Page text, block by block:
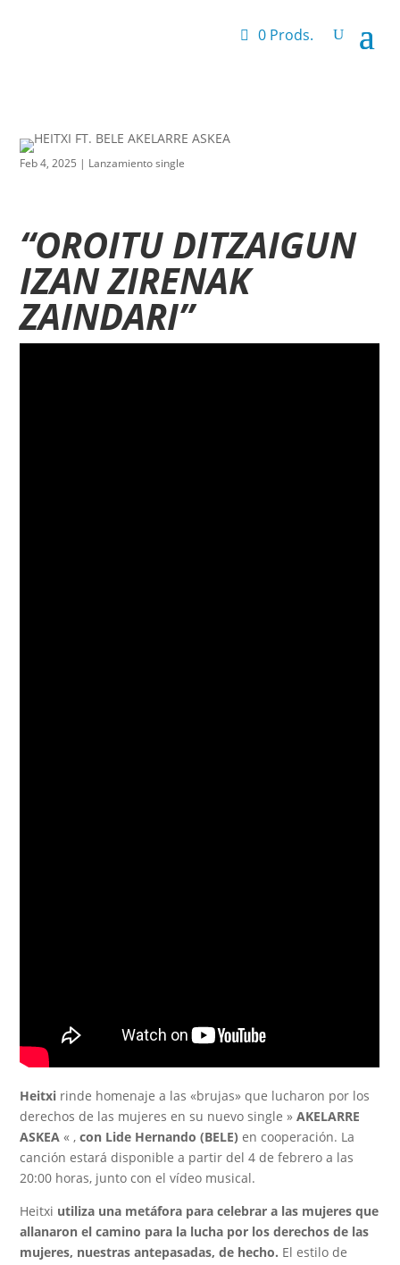
0 Prods.
Feb 4, 2025 | Lanzamiento single
“OROITU DITZAIGUN
IZAN ZIRENAK
ZAINDARI”
Heitxi rinde homenaje a las «brujas» que lucharon por los
derechos de las mujeres en su nuevo single»AKELARRE
ASKEA « , con Lide Hernando (BELE) en cooperación. La
canción estará disponible a partir del 4 de febrero a las
20:00 horas, junto con el vídeo musical.
Heitxi utiliza una metáfora para celebrar a las mujeres que
allanaron el camino para la lucha por los derechos de las
mujeres, nuestras antepasadas, de hecho. El estilo de